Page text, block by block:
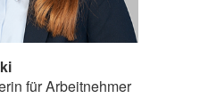
für Arbeitnehmer